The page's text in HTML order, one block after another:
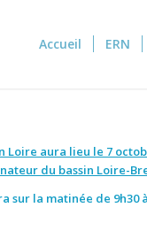
Accueil ERN
Loire aura lieu le 7
du bassin Loire-
sur la matinée de 9h30